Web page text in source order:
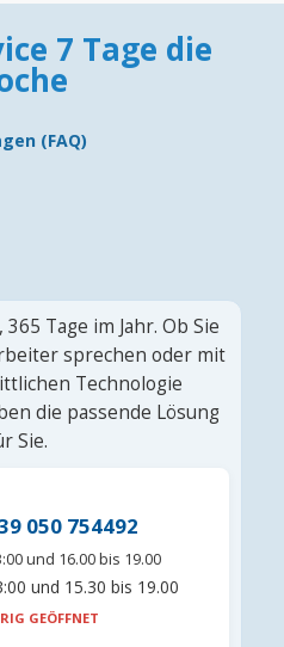
7 Tage die
(FAQ)
Tage im Jahr. Ob Sie
sprechen oder mit
Technologie
die passende Lösung
Sie.
050 754492
und 16.00 bis 19.00
und 15.30 bis 19.00
GEÖFFNET